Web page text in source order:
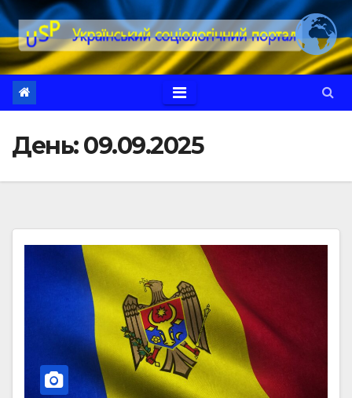
Перейти
до
вмісту
День:09.09.2025